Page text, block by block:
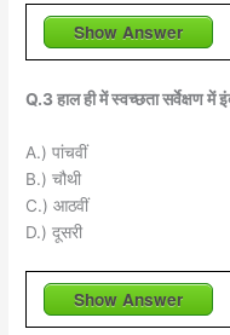
Show Answer
Q.3 हाल ही में स्वच्छता सर्वेक्षण में
A.) पांचवीं
B.) चौथी
C.) आठवीं
D.) दूसरी
Show Answer